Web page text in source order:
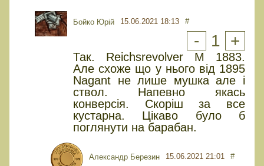
Бойко Юрій 15.06.2021 18:13 #
- 1 +
Так. Reichsrevolver M 1883.
Але схоже що у нього від 1895
Nagant не лише мушка але і
ствол. Напевно якась
конверсія. Скоріш за все
кустарна. Цікаво було б
поглянути на барабан.
Александр Березин 15.06.2021 21:01 #